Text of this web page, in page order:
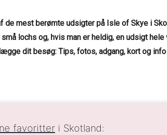
de mest berømte udsigter på Isle of Skye i
lochs og, hvis man er heldig, en udsigt
dit besøg: Tips, fotos, adgang, kort og info
favoritter i Skotland: